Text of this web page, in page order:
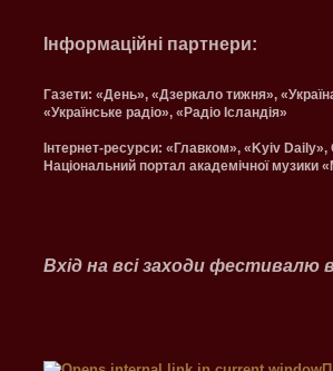
Інформаційні партнери:
Газети: «День», «Дзеркало тижня»,
«Українське радіо», «Радіо Ісландія»
Інтернет-ресурси: «Главком», «Kyiv
Національний портал академічної музики
Вхід на всі заходи фестивалю